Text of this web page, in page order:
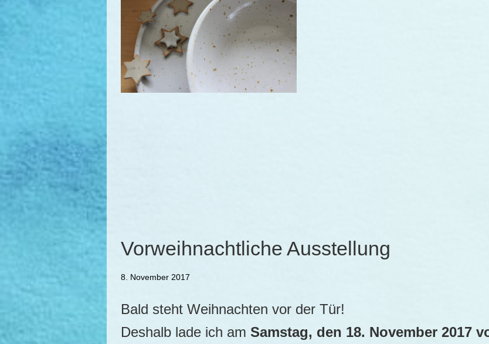
Vorweihnachtliche Ausstellung
8. November 2017
Bald steht Weihnachten vor der Tür!
Deshalb lade ich am Samstag, den 18. November 2017